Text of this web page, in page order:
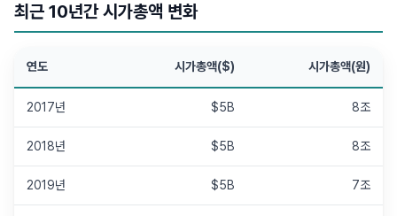
최근 10년간 시가총액 변화
연도 시가총액($) 시가총액(원)
2017년 $5B 8조
2018년 $5B 8조
2019년 $5B 7조